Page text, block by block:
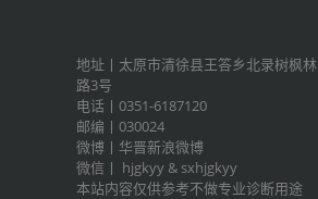
地址丨太原市清徐县王答乡北录树枫林
路3号
电话丨0351-6187120
邮编丨030024
微博丨 华晋新浪微博
微信丨 hjgkyy & sxhjgkyy
本站内容仅供参考不做专业诊断用途